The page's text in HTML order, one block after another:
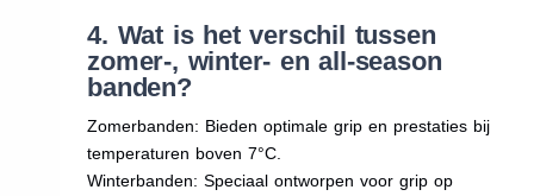
4. Wat is het verschil tussen
zomer-, winter- en all-season
banden?
Zomerbanden: Bieden optimale grip en prestaties bij
temperaturen boven 7°C.
Winterbanden: Speciaal ontworpen voor grip op